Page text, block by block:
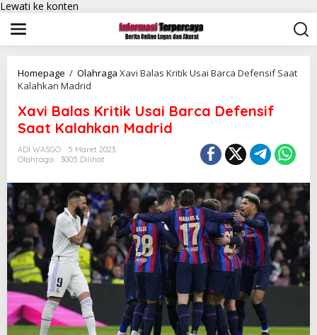
Lewati ke konten
Homepage / Olahraga Xavi Balas Kritik Usai Barca Defensif Saat
Kalahkan Madrid
Xavi Balas Kritik Usai Barca Defensif
Saat Kalahkan Madrid
ADI WASGO
5 Maret 2023
Olahraga
3005 Dilihat